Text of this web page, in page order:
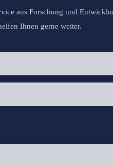
aus Forschung und
Ihnen gerne weiter.